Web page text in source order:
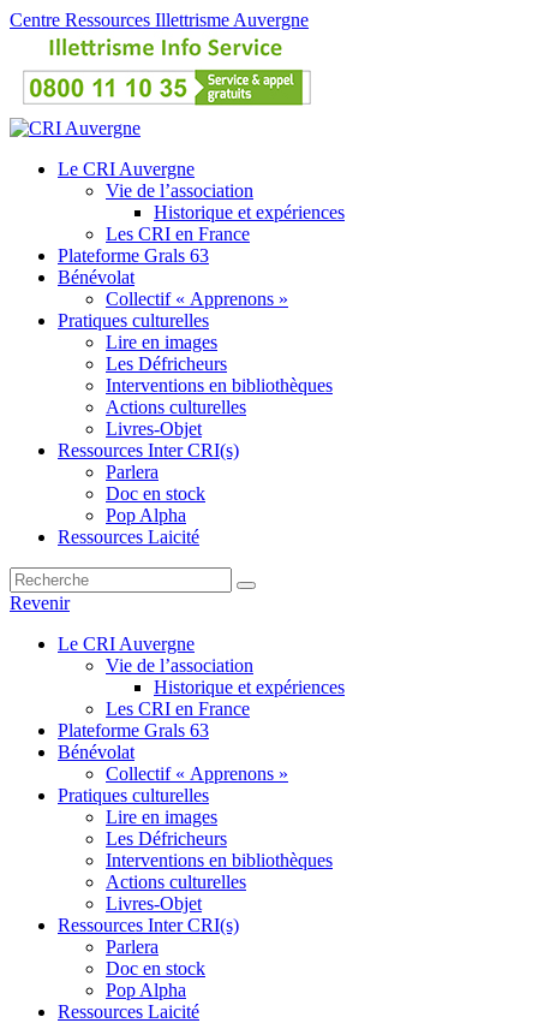
Centre Ressources Illettrisme Auvergne
Le CRI Auvergne
Vie de l’association
Historique et expériences
Les CRI en France
Plateforme Grals 63
Bénévolat
Collectif « Apprenons »
Pratiques culturelles
Lire en images
Les Défricheurs
Interventions en bibliothèques
Actions culturelles
Livres-Objet
Ressources Inter CRI(s)
Parlera
Doc en stock
Pop Alpha
Ressources Laicité
Revenir
Le CRI Auvergne
Vie de l’association
Historique et expériences
Les CRI en France
Plateforme Grals 63
Bénévolat
Collectif « Apprenons »
Pratiques culturelles
Lire en images
Les Défricheurs
Interventions en bibliothèques
Actions culturelles
Livres-Objet
Ressources Inter CRI(s)
Parlera
Doc en stock
Pop Alpha
Ressources Laicité